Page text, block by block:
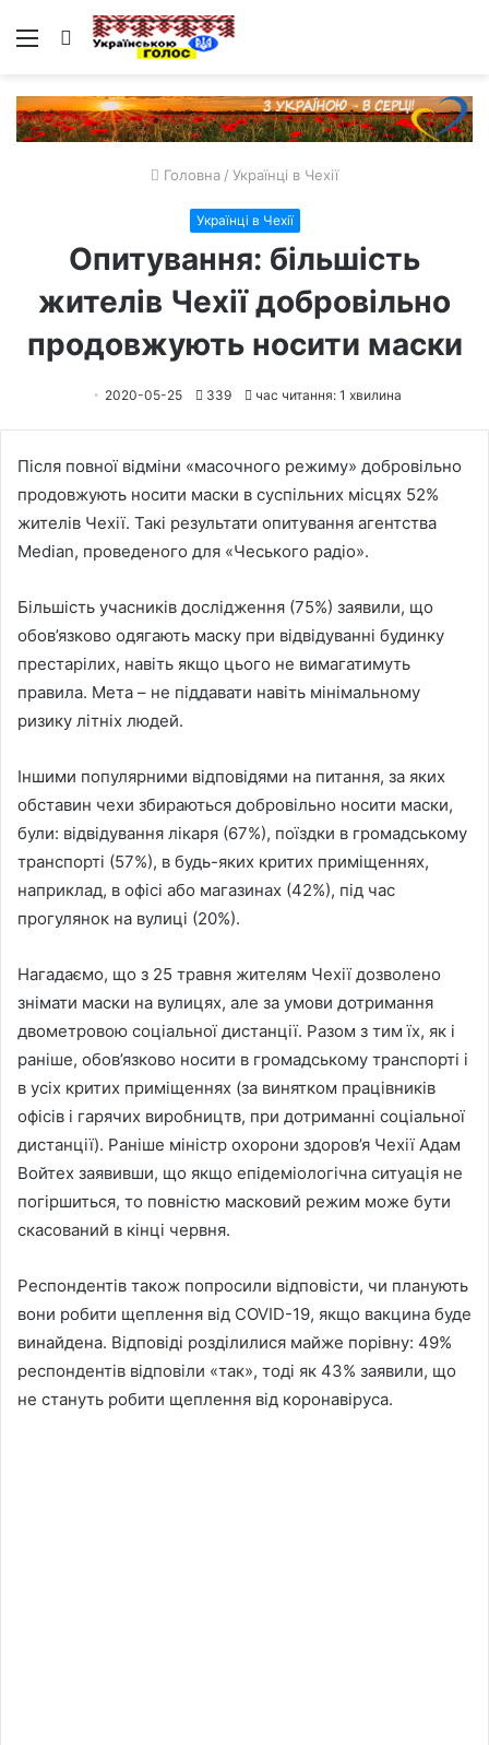
Меню Пошук
Головна / Українці в Чехії
Українці в Чехії
Опитування: більшість
жителів Чехії добровільно
продовжують носити маски
2020-05-25 339 час читання: 1 хвилина
Після повної відміни «масочного режиму» добровільно
продовжують носити маски в суспільних місцях 52%
жителів Чехії. Такі результати опитування агентства
Median, проведеного для «Чеського радіо».
Більшість учасників дослідження (75%) заявили, що
обов’язково одягають маску при відвідуванні будинку
престарілих, навіть якщо цього не вимагатимуть
правила. Мета – не піддавати навіть мінімальному
ризику літніх людей.
Іншими популярними відповідями на питання, за яких
обставин чехи збираються добровільно носити маски,
були: відвідування лікаря (67%), поїздки в громадському
транспорті (57%), в будь-яких критих приміщеннях,
наприклад, в офісі або магазинах (42%), під час
прогулянок на вулиці (20%).
Нагадаємо, що з 25 травня жителям Чехії дозволено
знімати маски на вулицях, але за умови дотримання
двометровою соціальної дистанції. Разом з тим їх, як і
раніше, обов’язково носити в громадському транспорті і
в усіх критих приміщеннях (за винятком працівників
офісів і гарячих виробництв, при дотриманні соціальної
дистанції). Раніше міністр охорони здоров’я Чехії Адам
Войтех заявивши, що якщо епідеміологічна ситуація не
погіршиться, то повністю масковий режим може бути
скасований в кінці червня.
Респондентів також попросили відповісти, чи планують
вони робити щеплення від COVID-19, якщо вакцина буде
винайдена. Відповіді розділилися майже порівну: 49%
респондентів відповіли «так», тоді як 43% заявили, що
не стануть робити щеплення від коронавіруса.